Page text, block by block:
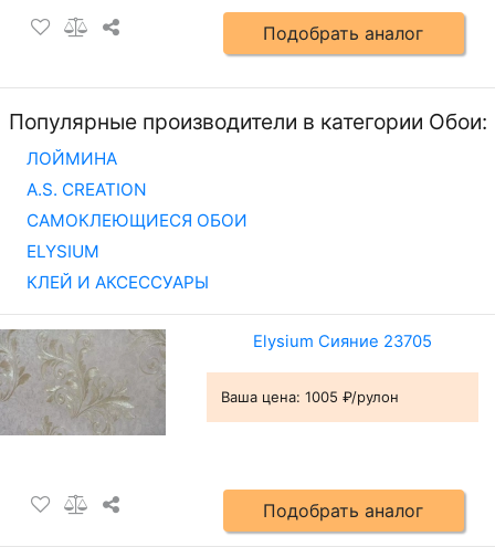
Подобрать аналог
Популярные производители в категории Обои:
ЛОЙМИНА
A.S. CREATION
САМОКЛЕЮЩИЕСЯ ОБОИ
ELYSIUM
КЛЕЙ И АКСЕССУАРЫ
Elysium Сияние 23705
Ваша цена: 1005 ₽/рулон
Подобрать аналог